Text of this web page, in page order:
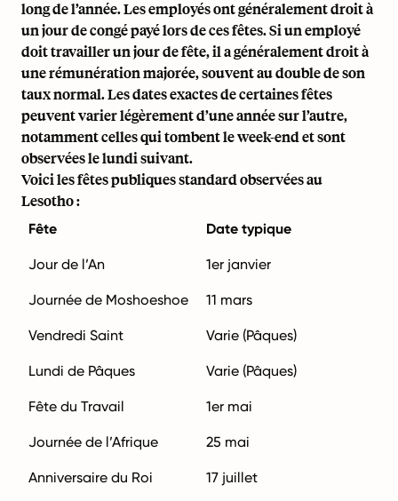
long de l’année. Les employés ont généralement droit à
un jour de congé payé lors de ces fêtes. Si un employé
doit travailler un jour de fête, il a généralement droit à
une rémunération majorée, souvent au double de son
taux normal. Les dates exactes de certaines fêtes
peuvent varier légèrement d’une année sur l’autre,
notamment celles qui tombent le week-end et sont
observées le lundi suivant.
Voici les fêtes publiques standard observées au
Lesotho :
Fête Date typique
Jour de l’An 1er janvier
Journée de Moshoeshoe 11 mars
Vendredi Saint Varie (Pâques)
Lundi de Pâques Varie (Pâques)
Fête du Travail 1er mai
Journée de l’Afrique 25 mai
Anniversaire du Roi 17 juillet